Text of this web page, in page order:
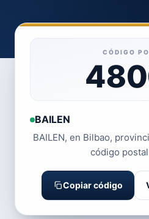
CÓDIGO
BAILEN
BAILEN, en Bilbao,
código postal
Copiar código